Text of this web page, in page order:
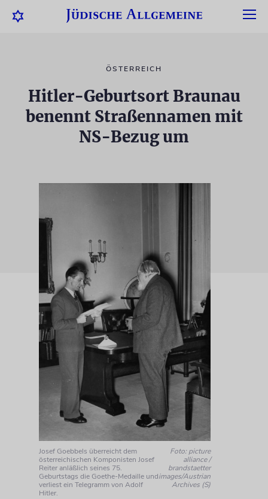
ÖSTERREICH
Hitler-Geburtsort Braunau
benennt Straßennamen mit
NS-Bezug um
Josef Goebbels überreicht dem
österreichischen Komponisten Josef
Reiter anläßlich seines 75.
Geburtstags die Goethe-Medaille und
verliest ein Telegramm von Adolf
Hitler.
Foto: picture
alliance /
brandstaetter
images/Austrian
Archives (S)